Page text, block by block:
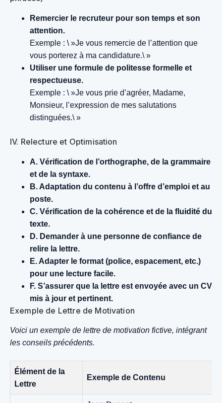
Remercier le recruteur pour son temps et son
attention.
Exemple : \ »Je vous remercie de l’attention que
vous porterez à ma candidature.\ »
Utiliser une formule de politesse formelle et
respectueuse.
Exemple : \ »Je vous prie d’agréer, Madame,
Monsieur, l’expression de mes salutations
distinguées.\ »
IV. Relecture et Optimisation
A. Vérification de l’orthographe, de la grammaire
et de la syntaxe.
B. Adaptation du contenu à l’offre d’emploi et au
poste.
C. Vérification de la cohérence et de la fluidité du
texte.
D. Demander à une personne de confiance de
relire la lettre.
E. Adapter le format (police, espacement, etc.)
pour une lecture facile.
F. S’assurer que la lettre est envoyée avec un CV
mis à jour et pertinent.
Exemple de Lettre de Motivation
Voici un exemple de lettre de motivation fictive, intégrant
les conseils précédents.
Élément de la
Lettre
Exemple de Contenu